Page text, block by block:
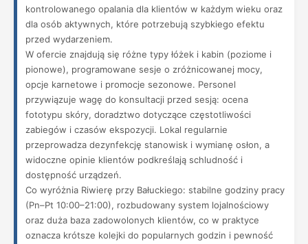
kontrolowanego opalania dla klientów w każdym wieku oraz
dla osób aktywnych, które potrzebują szybkiego efektu
przed wydarzeniem.
W ofercie znajdują się różne typy łóżek i kabin (poziome i
pionowe), programowane sesje o zróżnicowanej mocy,
opcje karnetowe i promocje sezonowe. Personel
przywiązuje wagę do konsultacji przed sesją: ocena
fototypu skóry, doradztwo dotyczące częstotliwości
zabiegów i czasów ekspozycji. Lokal regularnie
przeprowadza dezynfekcję stanowisk i wymianę osłon, a
widoczne opinie klientów podkreślają schludność i
dostępność urządzeń.
Co wyróżnia Riwierę przy Bałuckiego: stabilne godziny pracy
(Pn–Pt 10:00–21:00), rozbudowany system lojalnościowy
oraz duża baza zadowolonych klientów, co w praktyce
oznacza krótsze kolejki do popularnych godzin i pewność